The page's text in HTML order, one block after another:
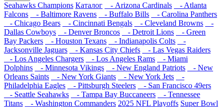
Seahawks Champions Каталог - Arizona Cardinals
- Atlanta
Falcons
- Baltimore Ravens - Buffalo Bills
- Carolina Panthers
- Chicago Bears
- Cincinnati Bengals - Cleveland Browns
-
Dallas Cowboys
- Denver Broncos - Detroit Lions
- Green
Bay Packers
- Houston Texans - Indianapolis Colts
-
Jacksonville Jaguars
- Kansas City Chiefs
- Las Vegas Raiders
- Los Angeles Chargers
- Los Angeles Rams
- Miami
Dolphins
- Minnesota Vikings - New England Patriots
- New
Orleans Saints
- New York Giants - New York Jets
-
Philadelphia Eagles
- Pittsburgh Steelers
- San Francisco 49ers
- Seattle Seahawks
- Tampa Bay Buccaneers
- Tennessee
Titans
- Washington Commanders 2025 NFL Playoffs Super Bowl